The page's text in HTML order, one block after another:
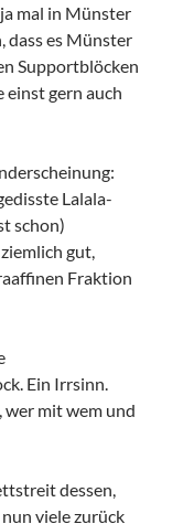
mal in Münster
dass es Münster
Supportblöcken
einst gern auch
Lalala-
schon)
gut,
Fraktion
Ein Irrsinn.
wer mit wem und
dessen,
viele zurück